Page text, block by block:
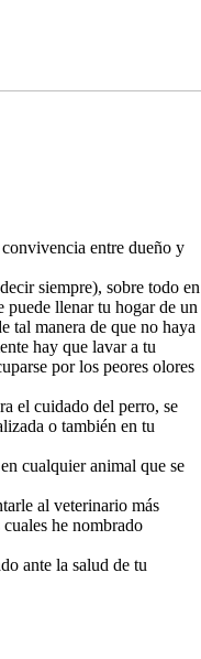
entre dueño y
siempre), sobre todo en
puede llenar tu hogar de un
tal manera de que no haya
hay que lavar a tu
por los peores olores
el cuidado del perro, se
o también en tu
cualquier animal que se
al veterinario más
he nombrado
ante la salud de tu